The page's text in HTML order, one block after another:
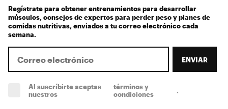
Regístrate para obtener entrenamientos para desarrollar
músculos, consejos de expertos para perder peso y planes de
comidas nutritivas, enviados a tu correo electrónico cada
semana.
ENVIAR
Al suscríbirte aceptas
nuestros
términos y
condiciones